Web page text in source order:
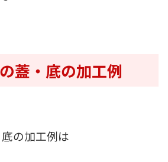
蓋・底の加工例
の加工例は